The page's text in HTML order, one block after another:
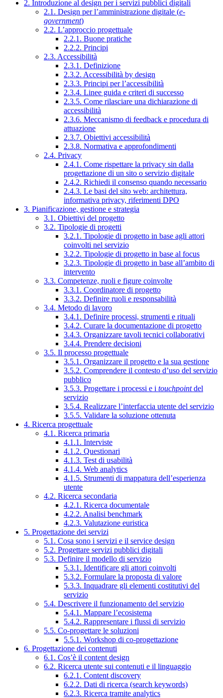
2. Introduzione al design per i servizi pubblici digitali
2.1. Design per l’amministrazione digitale (e-
government)
2.2. L’approccio progettuale
2.2.1. Buone pratiche
2.2.2. Principi
2.3. Accessibilità
2.3.1. Definizione
2.3.2. Accessibilità by design
2.3.3. Principi per l’accessibilità
2.3.4. Linee guida e criteri di successo
2.3.5. Come rilasciare una dichiarazione di
accessibilità
2.3.6. Meccanismo di feedback e procedura di
attuazione
2.3.7. Obiettivi accessibilità
2.3.8. Normativa e approfondimenti
2.4. Privacy
2.4.1. Come rispettare la privacy sin dalla
progettazione di un sito o servizio digitale
2.4.2. Richiedi il consenso quando necessario
2.4.3. Le basi del sito web: architettura,
informativa privacy, riferimenti DPO
3. Pianificazione, gestione e strategia
3.1. Obiettivi del progetto
3.2. Tipologie di progetti
3.2.1. Tipologie di progetto in base agli attori
coinvolti nel servizio
3.2.2. Tipologie di progetto in base al focus
3.2.3. Tipologie di progetto in base all’ambito di
intervento
3.3. Competenze, ruoli e figure coinvolte
3.3.1. Coordinatore di progetto
3.3.2. Definire ruoli e responsabilità
3.4. Metodo di lavoro
3.4.1. Definire processi, strumenti e rituali
3.4.2. Curare la documentazione di progetto
3.4.3. Organizzare tavoli tecnici collaborativi
3.4.4. Prendere decisioni
3.5. Il processo progettuale
3.5.1. Organizzare il progetto e la sua gestione
3.5.2. Comprendere il contesto d’uso del servizio
pubblico
3.5.3. Progettare i processi e i touchpointdel
servizio
3.5.4. Realizzare l’interfaccia utente del servizio
3.5.5. Validare la soluzione ottenuta
4. Ricerca progettuale
4.1. Ricerca primaria
4.1.1. Interviste
4.1.2. Questionari
4.1.3. Test di usabilità
4.1.4. Web analytics
4.1.5. Strumenti di mappatura dell’esperienza
utente
4.2. Ricerca secondaria
4.2.1. Ricerca documentale
4.2.2. Analisi benchmark
4.2.3. Valutazione euristica
5. Progettazione dei servizi
5.1. Cosa sono i servizi e il service design
5.2. Progettare servizi pubblici digitali
5.3. Definire il modello di servizio
5.3.1. Identificare gli attori coinvolti
5.3.2. Formulare la proposta di valore
5.3.3. Inquadrare gli elementi costitutivi del
servizio
5.4. Descrivere il funzionamento del servizio
5.4.1. Mappare l’ecosistema
5.4.2. Rappresentare i flussi di servizio
5.5. Co-progettare le soluzioni
5.5.1. Workshop di co-progettazione
6. Progettazione dei contenuti
6.1. Cos’è il content design
6.2. Ricerca utente sui contenuti e il linguaggio
6.2.1. Content discovery
6.2.2. Dati di ricerca (search keywords)
6.2.3. Ricerca tramite analytics